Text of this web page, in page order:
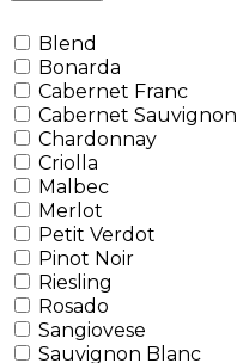
Blend
Bonarda
Cabernet Franc
Cabernet Sauvignon
Chardonnay
Criolla
Malbec
Merlot
Petit Verdot
Pinot Noir
Riesling
Rosado
Sangiovese
Sauvignon Blanc